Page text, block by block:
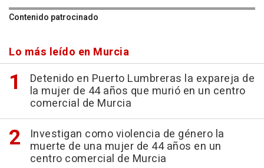
Contenido patrocinado
Lo más leído en Murcia
Detenido en Puerto Lumbreras la expareja de
la mujer de 44 años que murió en un centro
comercial de Murcia
Investigan como violencia de género la
muerte de una mujer de 44 años en un
centro comercial de Murcia